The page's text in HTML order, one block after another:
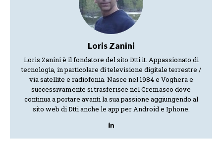
Loris Zanini
Loris Zanini è il fondatore del sito Dtti.it. Appassionato di
tecnologia, in particolare di televisione digitale terrestre /
via satellite e radiofonia. Nasce nel 1984 e Voghera e
successivamente si trasferisce nel Cremasco dove
continua a portare avanti la sua passione aggiungendo al
sito web di Dtti anche le app per Android e Iphone.